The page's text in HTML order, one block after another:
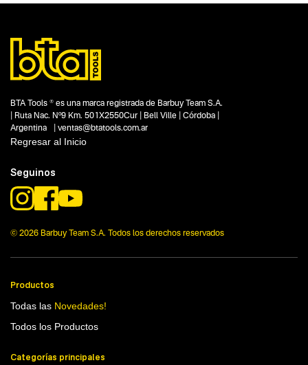
BTA Tools ® es una marca registrada de Barbuy Team S.A.
| Ruta Nac. Nº9 Km. 501X2550Cur | Bell Ville | Córdoba |
Argentina | ventas@btatools.com.ar
Regresar al Inicio
Seguinos
© 2026 Barbuy Team S.A. Todos los derechos reservados
Productos
Todas las Novedades!
Todos los Productos
Categorías principales